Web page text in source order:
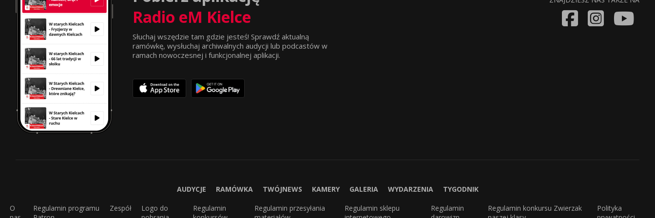
Radio eM Kielce
Słuchaj wszędzie tam gdzie jesteś! Sprawdź aktualną
ramówkę, wysłuchaj archiwalnych audycji lub podcastów w
ramach nowoczesnej i funkcjonalnej aplikacji.
AUDYCJE RAMÓWKA TWÓJNEWS KAMERY GALERIA WYDARZENIA TYGODNIK
O
Regulamin programu
Zespół
Logo do
Regulamin
Regulamin przesyłania
Regulamin sklepu
Regulamin
Regulamin konkursu Zwierzak
Polityka